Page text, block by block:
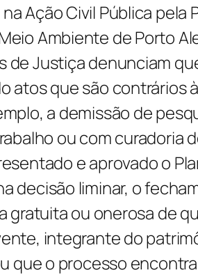
Ação Civil Pública pela
Ambiente de Porto
de Justiça denunciam
atos que são contrários
a demissão de
ou com curadoria
e aprovado o
decisão liminar, o
gratuita ou onerosa de
integrante do
que o processo